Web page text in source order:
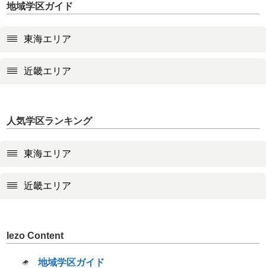
地域学区ガイド
東海エリア
近畿エリア
人気学区ランキング
東海エリア
近畿エリア
Iezo Content
地域学区ガイド